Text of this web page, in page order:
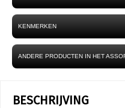
KENMERKEN
ANDERE PRODUCTEN IN HET
BESCHRIJVING